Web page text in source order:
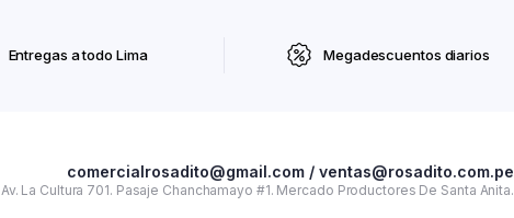
Entregas a todo Lima Megadescuentos diarios
comercialrosadito@gmail.com / ventas@rosadito.com.pe
Av. La Cultura 701. Pasaje Chanchamayo #1. Mercado Productores De Santa Anita.